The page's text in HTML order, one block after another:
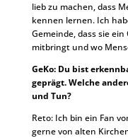
lieb zu machen, dass
kennen lernen. Ich
Gemeinde, dass sie
mitbringt und wo
GeKo: Du bist
geprägt. Welche
und Tun?
Reto: Ich bin ein Fan
gerne von alten